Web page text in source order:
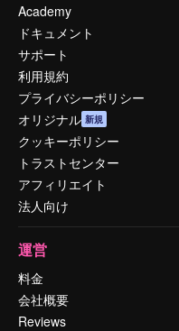
Academy
ドキュメント
サポート
利用規約
プライバシーポリシー
オリジナル 新規
クッキーポリシー
トラストセンター
アフィリエイト
法人向け
運営
料金
会社概要
Reviews